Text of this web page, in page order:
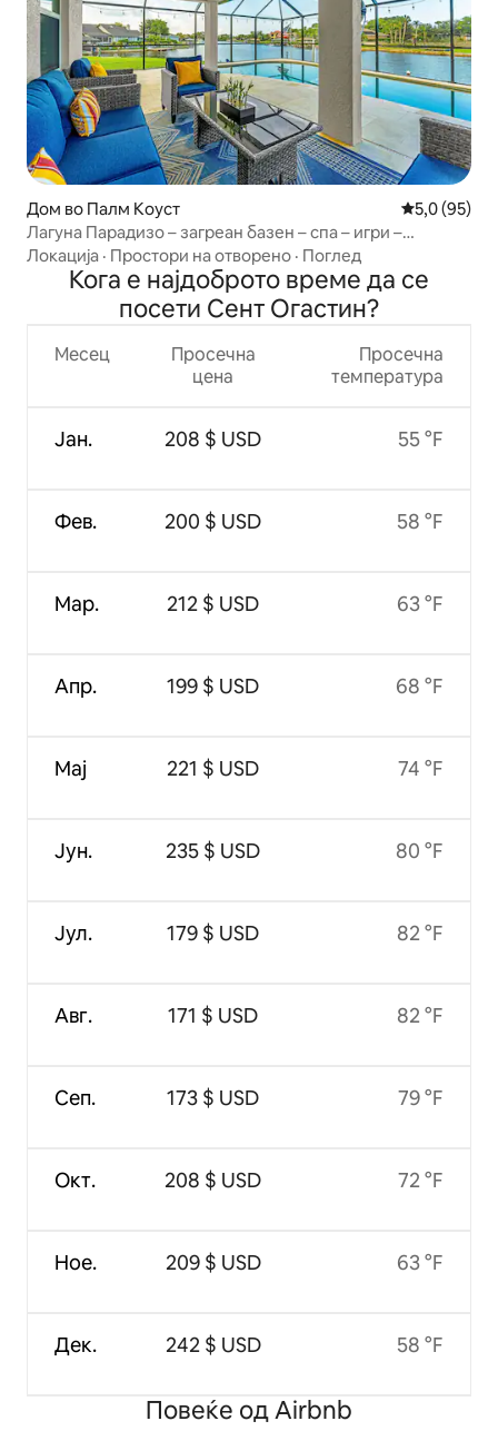
Дом во Палм Коуст Просечна
5,0 (95)
Лагуна Парадизо – загреан базен – спа – игри –
огниште
Локација · Простори на отворено · Поглед
Кога е најдоброто време да се
посети Сент Огастин?
Месец
Јан.
Фев.
Мар.
Апр.
Мај
Јун.
Јул.
Авг.
Сеп.
Окт.
Ное.
Дек.
Просечна
цена
208 $ USD
200 $ USD
212 $ USD
199 $ USD
221 $ USD
235 $ USD
179 $ USD
171 $ USD
173 $ USD
208 $ USD
209 $ USD
242 $ USD
Просечна
температура
55 °F
58 °F
63 °F
68 °F
74 °F
80 °F
82 °F
82 °F
79 °F
72 °F
63 °F
58 °F
Повеќе од Airbnb